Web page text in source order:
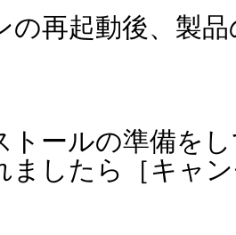
の再起動後、製品
トールの準備を
ましたら［キャ